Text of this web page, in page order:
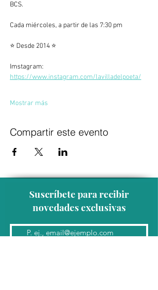
BCS.
Cada miércoles, a partir de las 7:30 pm
⭐ Desde 2014 ⭐
Imstagram:
https://www.instagram.com/lavilladelpoeta/
Mostrar más
Compartir este evento
Suscríbete para recibir
novedades exclusivas